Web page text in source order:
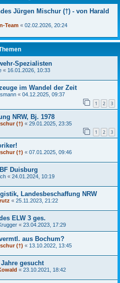
Jürgen Mischur (†) - von Harald
Team « 02.02.2026, 20:24
Spezialisten
« 16.01.2026, 10:33
im Wandel der Zeit
« 04.12.2025, 09:37
1 2 3
NRW, Bj. 1978
(†) « 29.01.2025, 23:35
1 2 3
(†) « 07.01.2025, 09:46
Duisburg
« 24.01.2024, 10:19
Landesbeschaffung NRW
« 25.11.2023, 21:22
ELW 3 ges.
« 23.04.2023, 17:29
aus Bochum?
(†) « 13.10.2022, 13:45
gesucht
« 23.10.2021, 18:42